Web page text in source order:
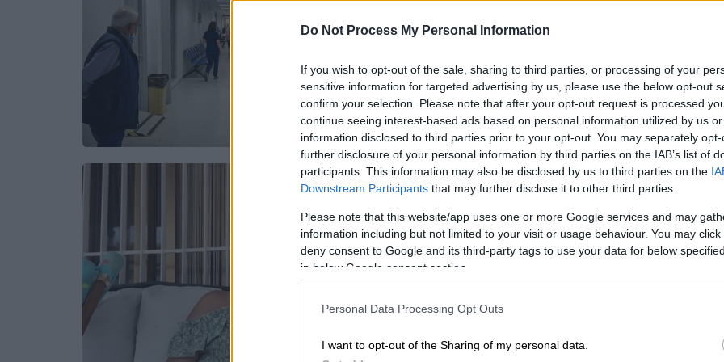
Do Not Process My Personal Information
If you wish to opt-out of the sale, sharing to third parties, or processing of your
sensitive information for targeted advertising by us, please use the below opt-out
confirm your selection. Please note that after your opt-out request is processed
continue seeing interest-based ads based on personal information utilized by us
information disclosed to third parties prior to your opt-out. You may separately
further disclosure of your personal information by third parties on the IAB’s list of
participants. This information may also be disclosed by us to third parties on the
Downstream Participants that may further disclose it to other third parties.
Please note that this website/app uses one or more Google services and may
information including but not limited to your visit or usage behaviour. You may
deny consent to Google and its third-party tags to use your data for below
in below Google consent section.
Personal Data Processing Opt Outs
I want to opt-out of the Sharing of my personal data.
κατανάλωση αλκοόλ
Για την υπόθεση έχει συλληφθεί η
48χρονη μητέρα της
Κόσμος|06.07.2026 17:15
«Έτρωγα κέτσαπ και τριμμένο
τυρί»: 12χρονη πέρασε 32 ώρες
εγκλωβισμένη στα συντρίμμια της
Βενεζουέλας
όταν η 10ώροφη πολυκατοικία στην
διπλό σεισμό